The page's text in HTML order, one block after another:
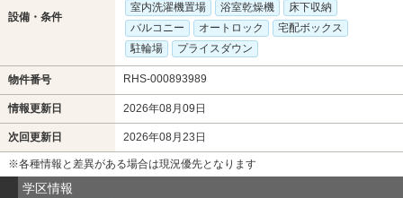
設備・条件
室内洗濯機置場
浴室乾燥機
床下収納
バルコニー
オートロック
宅配ボックス
駐輪場
プライスダウン
物件番号 RHS-000893989
情報更新日 2026年08月09日
次回更新日 2026年08月23日
※各種情報と差異がある場合は現況優先となります
学区情報